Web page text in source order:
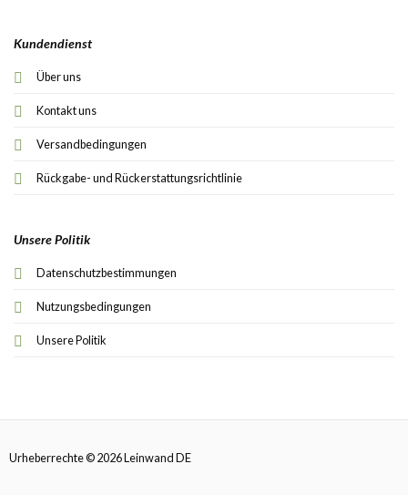
Kundendienst
Über uns
Kontakt uns
Versandbedingungen
Rückgabe- und Rückerstattungsrichtlinie
Unsere Politik
Datenschutzbestimmungen
Nutzungsbedingungen
Unsere Politik
Urheberrechte © 2026 Leinwand DE